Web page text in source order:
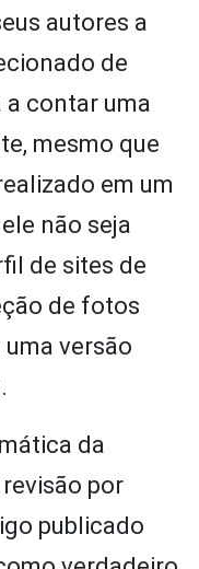
autores a
de
a contar uma
mesmo que
em um
não seja
de sites de
de fotos
versão
da
por
publicado